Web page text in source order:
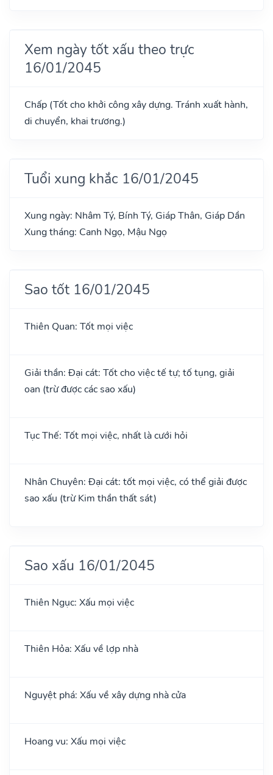
Xem ngày tốt xấu theo trực
16/01/2045
Chấp (Tốt cho khởi công xây dựng. Tránh xuất hành,
di chuyển, khai trương.)
Tuổi xung khắc 16/01/2045
Xung ngày: Nhâm Tý, Bính Tý, Giáp Thân, Giáp Dần
Xung tháng: Canh Ngọ, Mậu Ngọ
Sao tốt 16/01/2045
Thiên Quan: Tốt mọi việc
Giải thần: Đại cát: Tốt cho việc tế tự; tố tụng, giải
oan (trừ được các sao xấu)
Tục Thế: Tốt mọi việc, nhất là cưới hỏi
Nhân Chuyên: Đại cát: tốt mọi việc, có thể giải được
sao xấu (trừ Kim thần thất sát)
Sao xấu 16/01/2045
Thiên Ngục: Xấu mọi việc
Thiên Hỏa: Xấu về lợp nhà
Nguyệt phá: Xấu về xây dựng nhà cửa
Hoang vu: Xấu mọi việc